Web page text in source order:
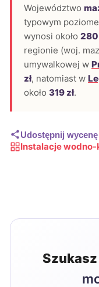
Województwo
typowym
wynosi około 280
regionie (woj.
umywalkowej w
zł, natomiast w
około 319 zł.
Udostępnij wycenę
Instalacje wodno-